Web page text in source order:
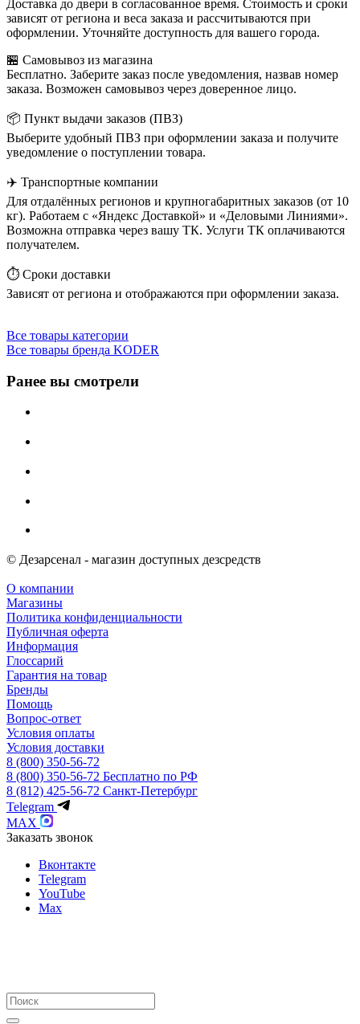
Доставка до двери в согласованное время. Стоимость и сроки
зависят от региона и веса заказа и рассчитываются при
оформлении. Уточняйте доступность для вашего города.
🏪 Самовывоз из магазина
Бесплатно. Заберите заказ после уведомления, назвав номер
заказа. Возможен самовывоз через доверенное лицо.
📦 Пункт выдачи заказов (ПВЗ)
Выберите удобный ПВЗ при оформлении заказа и получите
уведомление о поступлении товара.
✈️ Транспортные компании
Для отдалённых регионов и крупногабаритных заказов (от 10
кг). Работаем с «Яндекс Доставкой» и «Деловыми Линиями».
Возможна отправка через вашу ТК. Услуги ТК оплачиваются
получателем.
⏱️ Сроки доставки
Зависят от региона и отображаются при оформлении заказа.
Все товары категории
Все товары бренда KODER
Ранее вы смотрели
© Дезарсенал - магазин доступных дезсредств
О компании
Магазины
Политика конфиденциальности
Публичная оферта
Информация
Глоссарий
Гарантия на товар
Бренды
Помощь
Вопрос-ответ
Условия оплаты
Условия доставки
8 (800) 350-56-72
8 (800) 350-56-72 Бесплатно по РФ
8 (812) 425-56-72 Санкт-Петербург
Telegram
MAX
Заказать звонок
Вконтакте
Telegram
YouTube
Max